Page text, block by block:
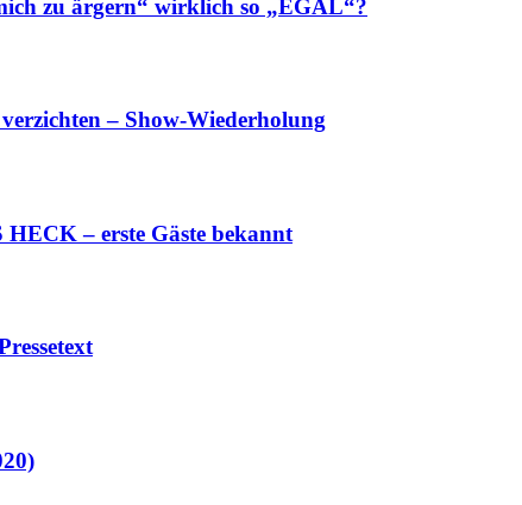
zu ärgern“ wirklich so „EGAL“?
– Show-Wiederholung
– erste Gäste bekannt